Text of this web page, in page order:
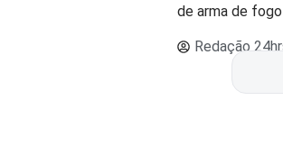
de arma de
Redação